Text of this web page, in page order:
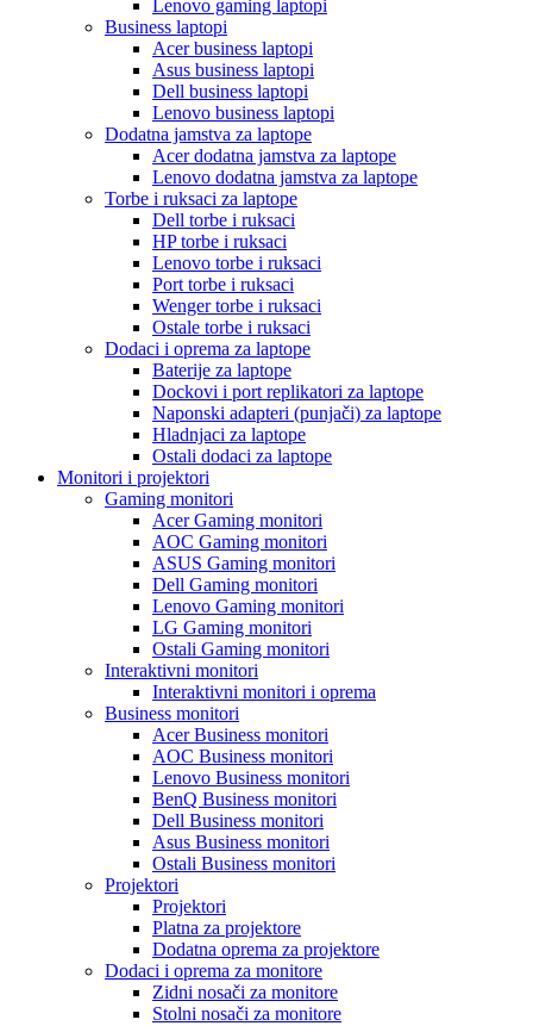
Lenovo gaming laptopi
Business laptopi
Acer business laptopi
Asus business laptopi
Dell business laptopi
Lenovo business laptopi
Dodatna jamstva za laptope
Acer dodatna jamstva za laptope
Lenovo dodatna jamstva za laptope
Torbe i ruksaci za laptope
Dell torbe i ruksaci
HP torbe i ruksaci
Lenovo torbe i ruksaci
Port torbe i ruksaci
Wenger torbe i ruksaci
Ostale torbe i ruksaci
Dodaci i oprema za laptope
Baterije za laptope
Dockovi i port replikatori za laptope
Naponski adapteri (punjači) za laptope
Hladnjaci za laptope
Ostali dodaci za laptope
Monitori i projektori
Gaming monitori
Acer Gaming monitori
AOC Gaming monitori
ASUS Gaming monitori
Dell Gaming monitori
Lenovo Gaming monitori
LG Gaming monitori
Ostali Gaming monitori
Interaktivni monitori
Interaktivni monitori i oprema
Business monitori
Acer Business monitori
AOC Business monitori
Lenovo Business monitori
BenQ Business monitori
Dell Business monitori
Asus Business monitori
Ostali Business monitori
Projektori
Projektori
Platna za projektore
Dodatna oprema za projektore
Dodaci i oprema za monitore
Zidni nosači za monitore
Stolni nosači za monitore